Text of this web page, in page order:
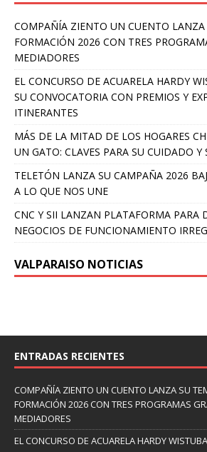
COMPAÑÍA ZIENTO UN CUENTO
FORMACIÓN 2026 CON TRES
MEDIADORES
EL CONCURSO DE ACUARELA HARDY
SU CONVOCATORIA CON PREMIOS Y
ITINERANTES
MÁS DE LA MITAD DE LOS HOGARES
UN GATO: CLAVES PARA SU CUIDADO Y
TELETÓN LANZA SU CAMPAÑA 2026
A LO QUE NOS UNE
CNC Y SII LANZAN PLATAFORMA PARA
NEGOCIOS DE FUNCIONAMIENTO
VALPARAISO NOTICIAS
ENTRADAS RECIENTES
COMPAÑÍA ZIENTO UN CUENTO LANZA SU
FORMACIÓN 2026 CON TRES PROGRAMAS
MEDIADORES
EL CONCURSO DE ACUARELA HARDY